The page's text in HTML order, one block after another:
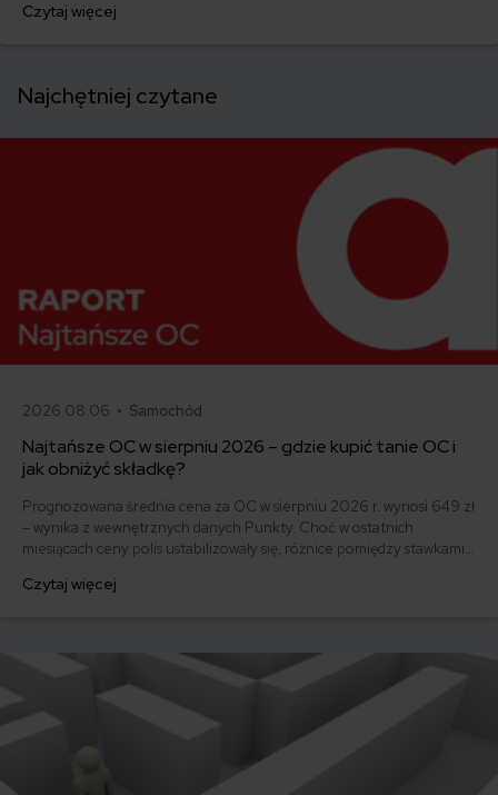
przyglądamy się nieco bliżej BMW 5 i kalkulujemy ubezpieczenie dla
Czytaj więcej
Najchętniej czytane
2026.08.06 • Samochód
Najtańsze OC w sierpniu 2026 – gdzie kupić tanie OC i
jak obniżyć składkę?
Prognozowana średnia cena za OC w sierpniu 2026 r. wynosi 649 zł
– wynika z wewnętrznych danych Punkty. Choć w ostatnich
miesiącach ceny polis ustabilizowały się, różnice pomiędzy stawkami
500 zł, inni – powyżej 1500 zł. Gdzie znaleźć najtańsze OC w Polsce
Czytaj więcej